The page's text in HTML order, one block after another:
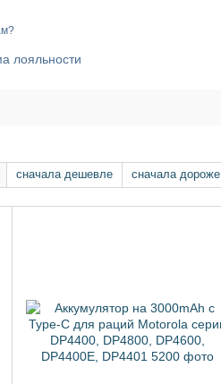
лояльности
сначала дешевле сначала дороже